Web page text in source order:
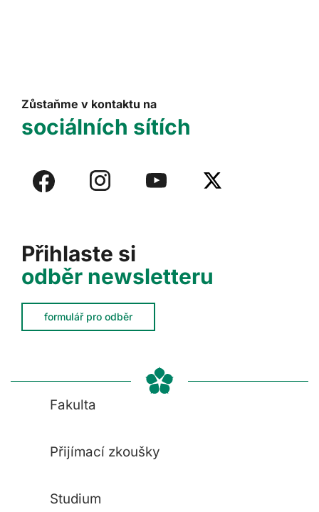
Přihlaste si
odběr newsletteru
formulář pro odběr
Zůstaňme v kontaktu na
sociálních sítích
Fakulta
Přijímací zkoušky
Studium